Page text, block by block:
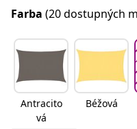
Farba (20 dostupných
Antracito
vá
Béžová